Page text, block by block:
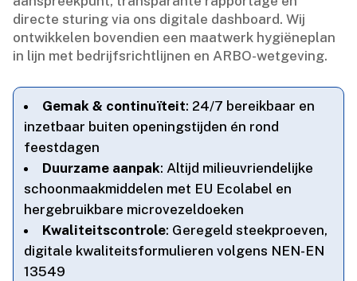
directe sturing via ons digitale dashboard.​ Wij
ontwikkelen bovendien een maatwerk hygiëneplan
in lijn met bedrijfsrichtlijnen en ARBO-wetgeving.​
Gemak & continuïteit: 24/7 bereikbaar en
inzetbaar buiten openingstijden én rond
feestdagen
Duurzame aanpak: Altijd milieuvriendelijke
schoonmaakmiddelen met EU Ecolabel en
hergebruikbare microvezeldoeken
Kwaliteitscontrole: Geregeld steekproeven,
digitale kwaliteitsformulieren volgens NEN-EN
13549